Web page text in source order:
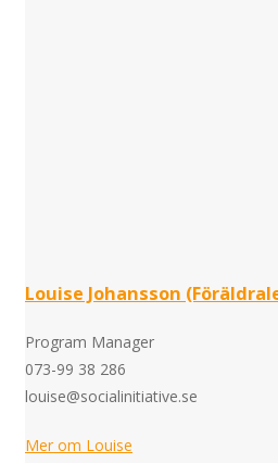
Louise Johansson
Program Manager
073-99 38 286
louise@socialinitiative.se
Mer om Louise